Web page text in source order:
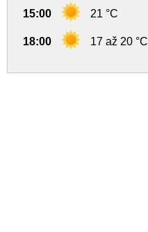
15:00 21 °C
18:00 17 až 20 °C